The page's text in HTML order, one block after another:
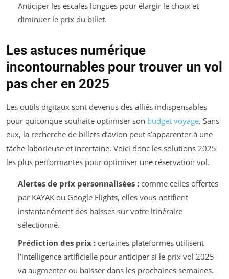
Anticiper les escales longues pour élargir le choix et
diminuer le prix du billet.
Les astuces numérique
incontournables pour trouver un vol
pas cher en 2025
Les outils digitaux sont devenus des alliés indispensables
pour quiconque souhaite optimiser son budget voyage. Sans
eux, la recherche de billets d’avion peut s’apparenter à une
tâche laborieuse et incertaine. Voici donc les solutions 2025
les plus performantes pour optimiser une réservation vol.
Alertes de prix personnalisées :comme celles offertes
par KAYAK ou Google Flights, elles vous notifient
instantanément des baisses sur votre itinéraire
sélectionné.
Prédiction des prix :certaines plateformes utilisent
l’intelligence artificielle pour anticiper si le prix vol 2025
va augmenter ou baisser dans les prochaines semaines.